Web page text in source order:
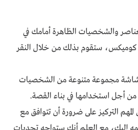
والشخصيات الظاهرة أمامك في
ستقوم بذلك من خلال النقر
مجموعة متنوعة من الشخصيات
من أجل استخدامها في بناء القصة.
التركيز على ضرورة أن تتوافق مع